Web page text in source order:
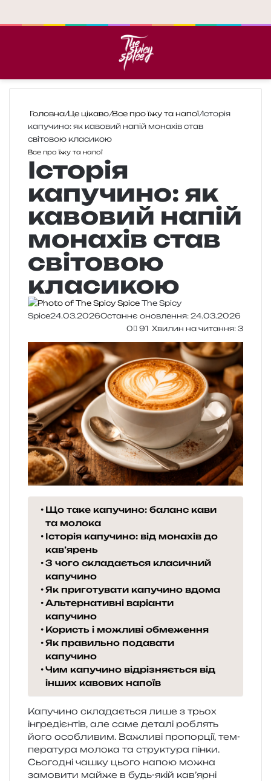
Головна/Це цікаво/Все про їжу та напої/Історія
капучино: як кавовий напій монахів став
світовою класикою
Все про їжу та напої
Історія
капучино: як
кавовий напій
монахів став
світовою
класикою
The Spicy
Spice24.03.2026Останнє оновлення: 24.03.2026
0
91 Хвилин на читання: 3
Що таке капучино: баланс кави
та молока
Історія капучино: від монахів до
кав’ярень
З чого складається класичний
капучино
Як приготувати капучино вдома
Альтернативні варіанти
капучино
Користь і можливі обмеження
Як правильно подавати
капучино
Чим капучино відрізняється від
інших кавових напоїв
Капучино скла­да­є­ться лише з трьох
інгре­ді­єн­тів, але саме дета­лі роблять
його осо­бли­вим. Важливі про­пор­ції, тем­
пе­ра­ту­ра моло­ка та стру­кту­ра пінки.
Сьогодні чашку цього напою можна
замо­ви­ти майже в будь-якій кав’ярні